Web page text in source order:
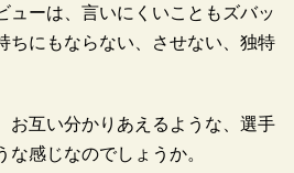
ューは、言いにくいこともズバッ
ちにもならない、させない、独特
お互い分かりあえるような、選手
感じなのでしょうか。